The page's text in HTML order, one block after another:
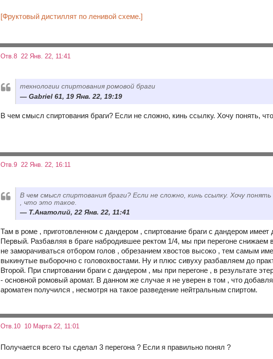
[Фруктовый дистиллят по ленивой схеме.]
Отв.8 22 Янв. 22, 11:41
технологии спиртования ромовой браги
Gabriel 61, 19 Янв. 22, 19:19
В чем смысл спиртования браги? Если не сложно, кинь ссылку. Хочу понять,
Отв.9 22 Янв. 22, 16:11
В чем смысл спиртования браги? Если не сложно, кинь ссылку. Хочу понять
, что это такое.
Т.Анатолий, 22 Янв. 22, 11:41
Там в роме , приготовленном с дандером , спиртование браги с дандером
Первый. Разбавляя в браге набродившее ректом 1/4, мы при перегоне
не заморачиваться отбором голов , обрезанием хвостов высоко , тем самым
выкинутые выборочно с головохвостами. Ну и плюс сивуху разбавляем до
Второй. При спиртовании браги с дандером , мы при перегоне , в результате
- основной ромовый аромат. В данном же случае я не уверен в том , что
ароматен получился , несмотря на такое разведение нейтральным спиртом.
Отв.10 10 Марта 22, 11:01
Получается всего ты сделал 3 перегона ? Если я правильно понял ?